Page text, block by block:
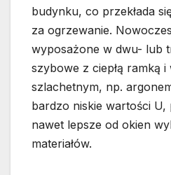
budynku, co przekłada
za ogrzewanie.
wyposażone w dwu- lub
szybowe z ciepłą ramką i
szlachetnym, np.
bardzo niskie wartości
nawet lepsze od okien
materiałów.